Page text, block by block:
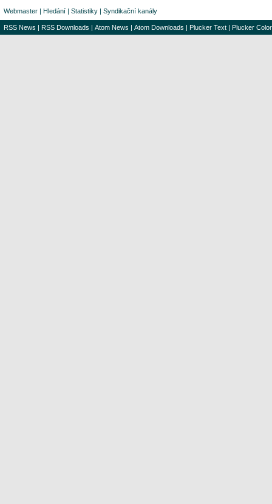
Webmaster | Hledání | Statistiky | Syndikační kanály
RSS News | RSS Downloads | Atom News | Atom Downloads | Plucker Text | Plucker Color